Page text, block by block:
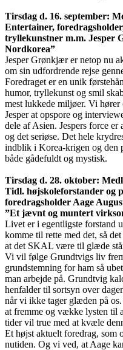
Tirsdag d. 16. september:
Entertainer,
tryllekunstner m.m. Jesper
Nordkorea”
Jesper Grønkjær er netop nu
om sin udfordrende rejse
Foredraget er en unik
humor, tryllekunst og smil
mest lukkede miljøer. Vi
Jesper at opspore og
dele af Asien. Jespers force
og det seriøse. Det hele
indblik i Korea-krigen og den
både gådefuldt og mystisk.
Tirsdag d. 28. oktober:
Tidl. højskoleforstander og
foredragsholder Aage
”Et jævnt og muntert
Livet er i egentligste forstand
komme til rette med det, så
at det SKAL være til glæde
Vi vil følge Grundtvigs liv
grundstemning for ham så
man arbejde på. Grundtvig
henfalder til sortsyn over
når vi ikke tager glæden på
at fremme og vække lysten til
tider vil true med at kvæle
Et højst aktuelt foredrag, som
nutiden. Og vi ved, at Aage